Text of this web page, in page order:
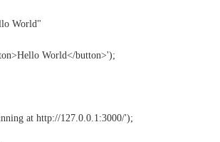
World"
World</button>');
at http://127.0.0.1:3000/');